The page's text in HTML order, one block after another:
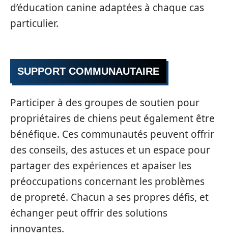
d’éducation canine adaptées à chaque cas
particulier.
SUPPORT COMMUNAUTAIRE
Participer à des groupes de soutien pour
propriétaires de chiens peut également être
bénéfique. Ces communautés peuvent offrir
des conseils, des astuces et un espace pour
partager des expériences et apaiser les
préoccupations concernant les problèmes
de propreté. Chacun a ses propres défis, et
échanger peut offrir des solutions
innovantes.